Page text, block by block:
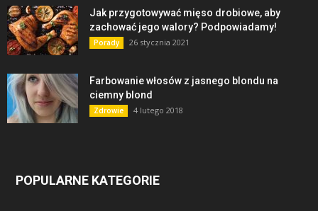
Jak przygotowywać mięso drobiowe, aby
zachować jego walory? Podpowiadamy!
Porady 26 stycznia 2021
Farbowanie włosów z jasnego blondu na
ciemny blond
Zdrowie 4 lutego 2018
POPULARNE KATEGORIE